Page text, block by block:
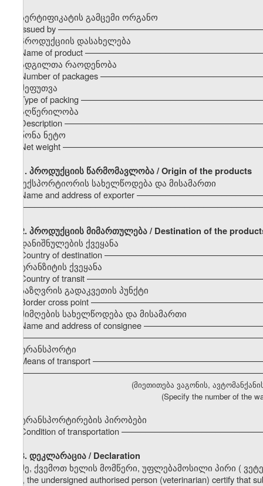
სერტიფიკატის გამცემი ორგანო
Issued by
პროდუქციის დასახელება
Name of product
ადგილთა რაოდენობა
Number of packages
შეფუთვა
Type of packing
აღწერილობა
Description
წონა ნეტო
Net weight
1. პროდუქციის წარმომავლობა / Origin of the products
ექსპორტიორის სახელწოდება და მისამართი
Name and address of exporter
2. პროდუქციის მიმართულება / Destination of the
დანიშნულების ქვეყანა
Country of destination
ტრანზიტის ქვეყანა
Country of transit
საზღვრის გადაკვეთის პუნქტი
Border cross point
მიმღების სახელწოდება და მისამართი
Name and address of consignee
ტრანსპორტი
Means of transport
(მიეთითება ვაგონის,
(Specify the number of the
ტრანსპორტირების პირობები
Condition of transportation
3. დეკლარაცია / Declaration
მე, ქვემოთ ხელის მომწერი, უფლებამოსილი პირი (
I, the undersigned authorised person (veterinarian) certify that